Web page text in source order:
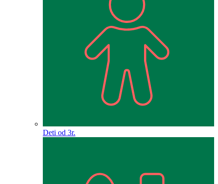
Deti od 3r.